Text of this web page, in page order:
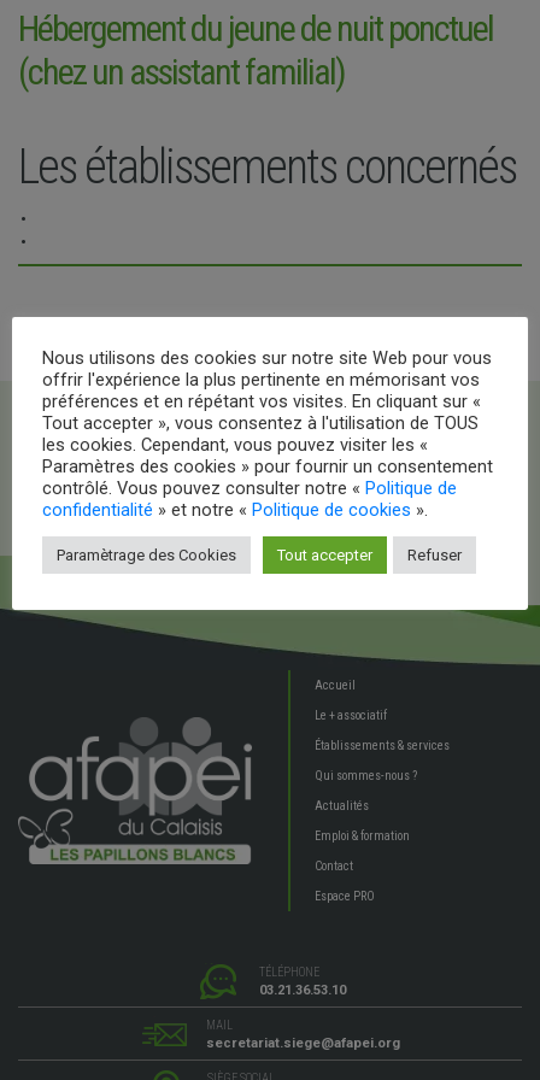
Hébergement du jeune de nuit ponctuel
(chez un assistant familial)
Les établissements concernés
:
Accueil
Le + associatif
Établissements & services
Qui sommes-nous ?
Actualités
Emploi & formation
Contact
Espace PRO
TÉLÉPHONE
03.21.36.53.10
MAIL
secretariat.siege@afapei.org
Nous utilisons des cookies sur notre site Web pour vous
offrir l'expérience la plus pertinente en mémorisant vos
préférences et en répétant vos visites. En cliquant sur «
Tout accepter », vous consentez à l'utilisation de TOUS
les cookies. Cependant, vous pouvez visiter les «
Paramètres des cookies » pour fournir un consentement
contrôlé. Vous pouvez consulter notre « Politique de
confidentialité » et notre « Politique de cookies ».
Paramètrage des Cookies Tout accepter Refuser